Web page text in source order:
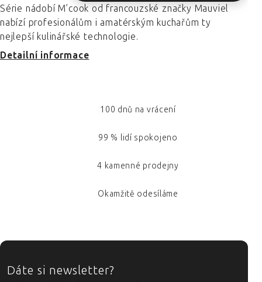
Série nádobí M’cook od francouzské značky Mauviel
nabízí profesionálům i amatérským kuchařům ty
nejlepší kulinářské technologie.
Detailní informace
100 dnů na vrácení
99 % lidí spokojeno
4 kamenné prodejny
Okamžitě odesíláme
ZÁPATÍ
Dáte si newsletter?